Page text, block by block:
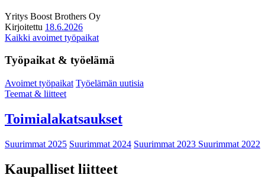
Yritys Boost Brothers Oy
Kirjoitettu 18.6.2026
Kaikki avoimet työpaikat
Työpaikat & työelämä
Avoimet työpaikat Työelämän uutisia
Teemat & liitteet
Toimialakatsaukset
Suurimmat 2025 Suurimmat 2024 Suurimmat 2023 Suurimmat 2022
Kaupalliset liitteet